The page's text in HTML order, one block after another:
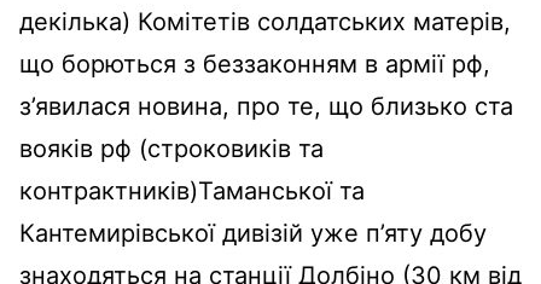
декілька) Комітетів солдатських матерів,
що борються з беззаконням в армії рф,
з’явилася новина, про те, що близько ста
вояків рф (строковиків та
контрактників)Таманської та
Кантемирівської дивізій уже п’яту добу
знаходяться на станції Долбіно (30 км від